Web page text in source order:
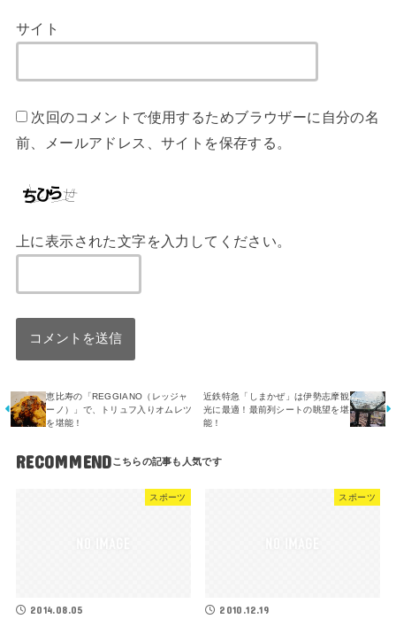
サイト
次回のコメントで使用するためブラウザーに自分の名
前、メールアドレス、サイトを保存する。
上に表示された文字を入力してください。
恵比寿の「REGGIANO（レッジャ
ーノ）」で、トリュフ入りオムレツ
を堪能！
近鉄特急「しまかぜ」は伊勢志摩観
光に最適！最前列シートの眺望を堪
能！
RECOMMEND
スポーツ
2014.08.05
スポーツ
2010.12.19